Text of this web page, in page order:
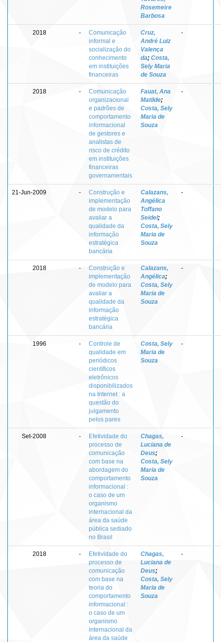
Rosemeire
Barbosa
2018 -
Comunicação
informal e
socialização do
conhecimento
em instituições
financeiras
Cruz,
André Luiz
Valença
da; Costa,
Sely Maria
de Souza
-
2018 -
Comunicação
organizacional
e padrões de
comportamento
informacional
de gestores e
analistas de
risco de crédito
em instituições
financeiras
governamentais
Fauat, Ana
Matilde;
Costa, Sely
Maria de
Souza
-
21-Jun-2009 -
Construção e
implementação
de modelo para
avaliar a
qualidade da
informação
estratégica
bancária
Calazans,
Angélica
Toffano
Seidel;
Costa, Sely
Maria de
Souza
-
2018 -
Construção e
implementação
de modelo para
avaliar a
qualidade da
informação
estratégica
bancária
Calazans,
Angélica;
Costa, Sely
Maria de
Souza
-
1996 -
Controle de
qualidade em
periódicos
científicos
eletrônicos
disponibilizados
na Internet : a
questão do
julgamento
pelos pares
Costa, Sely
Maria de
Souza
-
Set-2008 -
Efetividade do
processo de
comunicação
com base na
abordagem do
comportamento
informacional :
o caso de um
organismo
internacional da
área da saúde
pública sediado
no Brasil
Chagas,
Luciana de
Deus;
Costa, Sely
Maria de
Souza
-
2018 -
Efetividade do
processo de
comunicação
com base na
teoria do
comportamento
informacional :
o caso de um
organismo
internacional da
área da saúde
Chagas,
Luciana de
Deus;
Costa, Sely
Maria de
Souza
-